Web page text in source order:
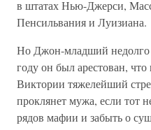
в штатах Нью-Джерси,
Пенсильвания и Луизиана.
Но Джон-младший недолго
году он был арестован,
Виктории тяжелейший
проклянет мужа, если тот
рядов мафии и забыть о